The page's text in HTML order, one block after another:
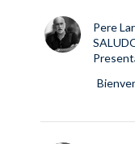
Pere